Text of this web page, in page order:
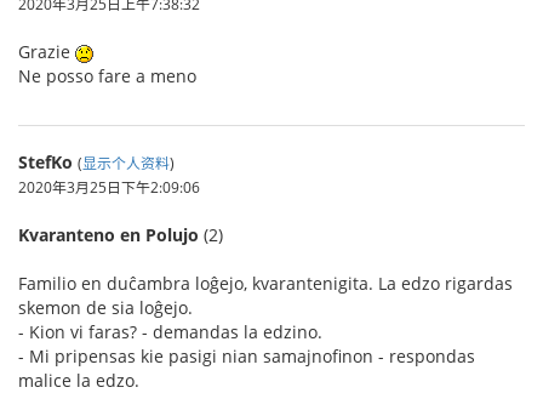
Grazie
Ne posso fare a meno
StefKo (显示个人资料)
2020年3月25日下午2:09:06
Kvaranteno en Polujo (2)
Familio en duĉambra loĝejo, kvarantenigita. La edzo rigardas
skemon de sia loĝejo.
- Kion vi faras? - demandas la edzino.
- Mi pripensas kie pasigi nian samajnofinon - respondas
malice la edzo.